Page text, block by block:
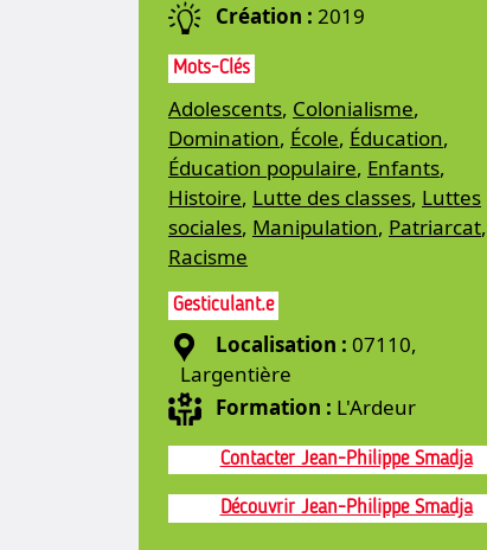
Création : 2019
Mots-Clés
Adolescents, Colonialisme,
Domination, École, Éducation,
Éducation populaire, Enfants,
Histoire, Lutte des classes, Luttes
sociales, Manipulation, Patriarcat,
Racisme
Gesticulant.e
Localisation : 07110,
Largentière
Formation : L'Ardeur
Contacter Jean-Philippe Smadja
Découvrir Jean-Philippe Smadja